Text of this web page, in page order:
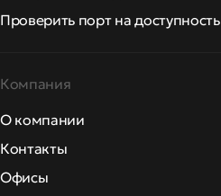
Проверить порт на доступность
Компания
О компании
Контакты
Офисы